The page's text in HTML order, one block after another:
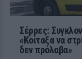
Σέρρες:
«Κοίταξα να
δεν πρόλαβα»